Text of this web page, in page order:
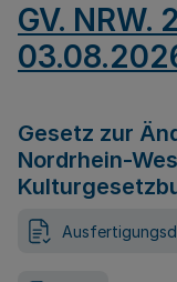
GV. NRW.
Gesetz zur
Nordrhein-